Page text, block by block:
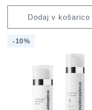
cena
cena
Dodaj v košarico
10%
10%